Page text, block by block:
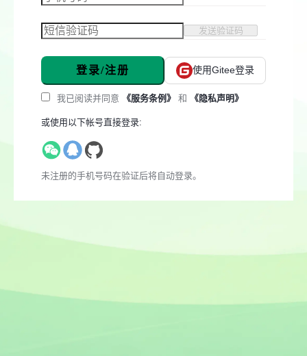
发送验证码
登录/注册 使用Gitee登录
我已阅读并同意 《服务条例》 和 《隐私声明》
或使用以下帐号直接登录:
未注册的手机号码在验证后将自动登录。